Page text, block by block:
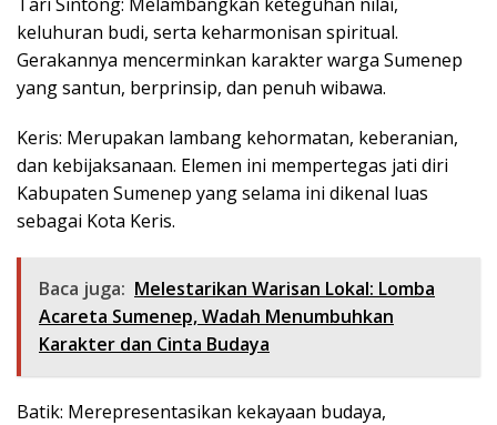
keluhuran budi, serta keharmonisan spiritual.
Gerakannya mencerminkan karakter warga Sumenep
yang santun, berprinsip, dan penuh wibawa.
Keris: Merupakan lambang kehormatan, keberanian,
dan kebijaksanaan. Elemen ini mempertegas jati diri
Kabupaten Sumenep yang selama ini dikenal luas
sebagai Kota Keris.
Baca juga: Melestarikan Warisan Lokal: Lomba
Acareta Sumenep, Wadah Menumbuhkan
Karakter dan Cinta Budaya
Batik: Merepresentasikan kekayaan budaya,